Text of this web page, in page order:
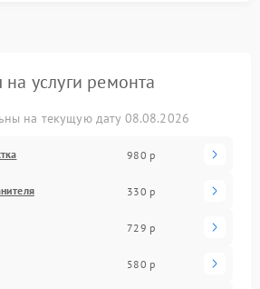
услуги ремонта
на текущую дату 08.08.2026
980 р
330 р
729 р
580 р